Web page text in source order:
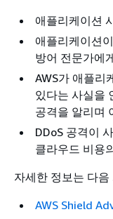
애플리케이션
애플리케이션
방어 전문가에
AWS가 애플리
있다는 사실을
공격을 알리며
DDoS 공격이
클라우드 비용
자세한 정보는 다
AWS Shield